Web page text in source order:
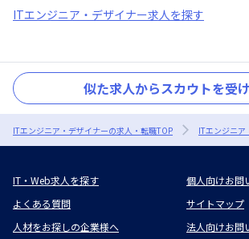
ITエンジニア・デザイナー求人を探す
似た求人からスカウトを受
ITエンジニア・デザイナーの求人・転職TOP ITエンジニ
IT・Web求人を探す
個人向けお問
よくある質問
サイトマップ
人材をお探しの企業様へ
法人向けお問